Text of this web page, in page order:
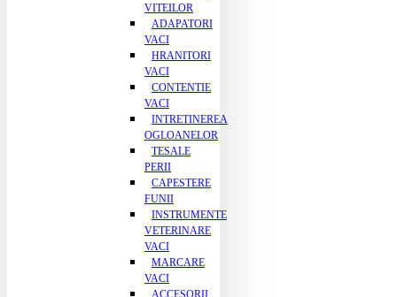
VITEILOR
ADAPATORI
VACI
HRANITORI
VACI
CONTENTIE
VACI
INTRETINEREA
OGLOANELOR
TESALE
PERII
CAPESTERE
FUNII
INSTRUMENTE
VETERINARE
VACI
MARCARE
VACI
ACCESORII